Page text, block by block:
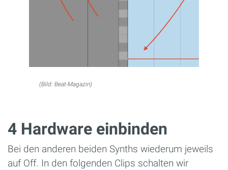
(Bild: Beat-Magazin)
4 Hardware einbinden
Bei den anderen beiden Synths wiederum jeweils
auf Off. In den folgenden Clips schalten wir